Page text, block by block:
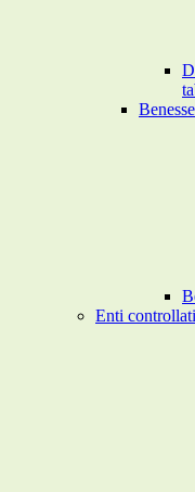
Enti controllati